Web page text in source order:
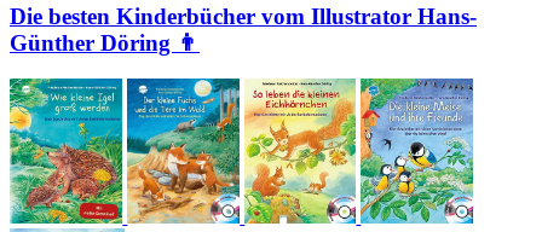
Die besten Kinderbücher vom Illustrator Hans-
Günther Döring 👨